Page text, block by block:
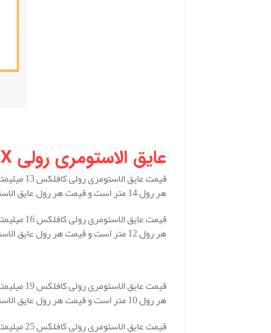
عایق الاستومری رولی k-fLEX
هر رول 14 متر است و قیمت هر رول عایق الاستومری رولی 13 میلیمتر 3.906.000 می باشد.
هر رول 12 متر است و قیمت هر رول عایق الاستومری رولی 16 میلیمتر 4.188.000 می باشد.
هر رول 10 متر است و قیمت هر رول عایق الاستومری رولی 19 میلیمتر 4.190.000 می باشد.